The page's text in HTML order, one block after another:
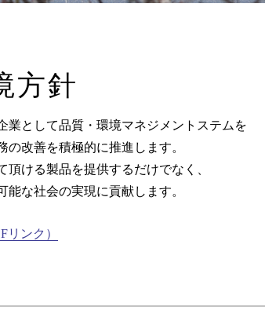
方針
業として品質・環境マネジメントステムを
改善を積極的に推進します。
ける製品を提供するだけでなく、
な社会の実現に貢献します。
リンク）